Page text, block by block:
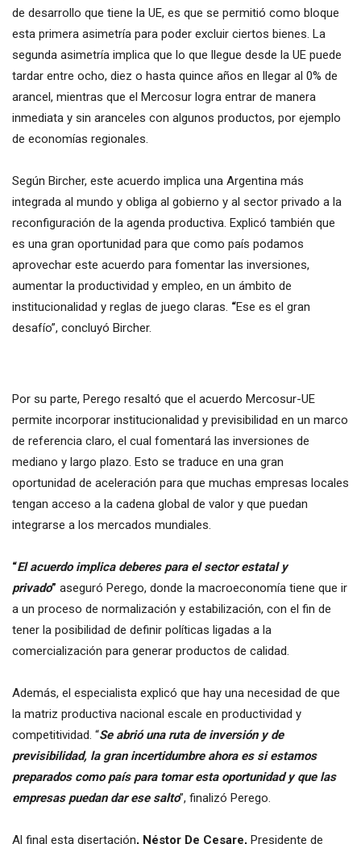
de desarrollo que tiene la UE, es que se permitió como bloque
esta primera asimetría para poder excluir ciertos bienes. La
segunda asimetría implica que lo que llegue desde la UE puede
tardar entre ocho, diez o hasta quince años en llegar al 0% de
arancel, mientras que el Mercosur logra entrar de manera
inmediata y sin aranceles con algunos productos, por ejemplo
de economías regionales.
Según Bircher, este acuerdo implica una Argentina más
integrada al mundo y obliga al gobierno y al sector privado a la
reconfiguración de la agenda productiva. Explicó también que
es una gran oportunidad para que como país podamos
aprovechar este acuerdo para fomentar las inversiones,
aumentar la productividad y empleo, en un ámbito de
institucionalidad y reglas de juego claras. “Ese es el gran
desafío”, concluyó Bircher.
Por su parte, Perego resaltó que el acuerdo Mercosur-UE
permite incorporar institucionalidad y previsibilidad en un marco
de referencia claro, el cual fomentará las inversiones de
mediano y largo plazo. Esto se traduce en una gran
oportunidad de aceleración para que muchas empresas locales
tengan acceso a la cadena global de valor y que puedan
integrarse a los mercados mundiales.
“El acuerdo implica deberes para el sector estatal y
privado” aseguró Perego, donde la macroeconomía tiene que ir
a un proceso de normalización y estabilización, con el fin de
tener la posibilidad de definir políticas ligadas a la
comercialización para generar productos de calidad.
Además, el especialista explicó que hay una necesidad de que
la matriz productiva nacional escale en productividad y
competitividad. “Se abrió una ruta de inversión y de
previsibilidad, la gran incertidumbre ahora es si estamos
preparados como país para tomar esta oportunidad y que las
empresas puedan dar ese salto”, finalizó Perego.
Al final esta disertación, Néstor De Cesare, Presidente de